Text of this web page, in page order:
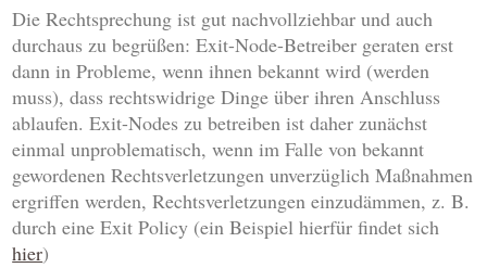
Die Rechtsprechung ist gut nachvollziehbar und auch
durchaus zu begrüßen: Exit-Node-Betreiber geraten erst
dann in Probleme, wenn ihnen bekannt wird (werden
muss), dass rechtswidrige Dinge über ihren Anschluss
ablaufen. Exit-Nodes zu betreiben ist daher zunächst
einmal unproblematisch, wenn im Falle von bekannt
gewordenen Rechtsverletzungen unverzüglich Maßnahmen
ergriffen werden, Rechtsverletzungen einzudämmen, z. B.
durch eine Exit Policy (ein Beispiel hierfür findet sich
hier)